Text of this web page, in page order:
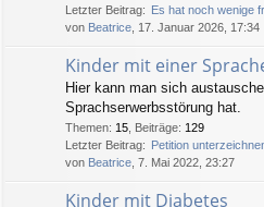
Letzter Beitrag: Es hat noch wenige
von Beatrice , 17. Januar 2026, 17:34
Kinder mit einer
Hier kann man sich
Sprachserwerbsstörung hat.
Themen: 15 Beiträge: 129
Letzter Beitrag: Petition
von Beatrice , 7. Mai 2022, 23:27
Kinder mit Diabetes